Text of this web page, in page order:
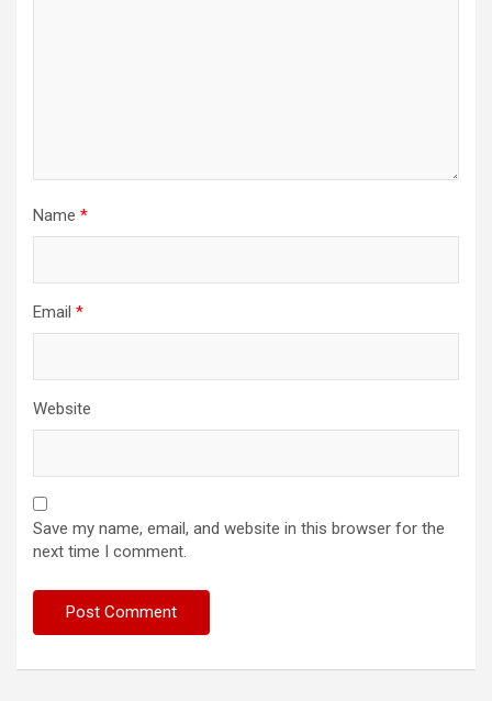
Name *
Email *
Website
Save my name, email, and website in this browser for the
next time I comment.